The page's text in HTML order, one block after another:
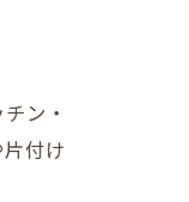
ン・
付け